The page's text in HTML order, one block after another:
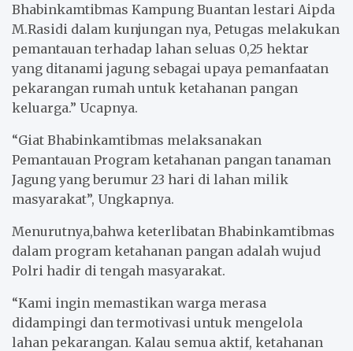
Bhabinkamtibmas Kampung Buantan lestari Aipda
M.Rasidi dalam kunjungan nya, Petugas melakukan
pemantauan terhadap lahan seluas 0,25 hektar
yang ditanami jagung sebagai upaya pemanfaatan
pekarangan rumah untuk ketahanan pangan
keluarga.” Ucapnya.
“Giat Bhabinkamtibmas melaksanakan
Pemantauan Program ketahanan pangan tanaman
Jagung yang berumur 23 hari di lahan milik
masyarakat”, Ungkapnya.
Menurutnya,bahwa keterlibatan Bhabinkamtibmas
dalam program ketahanan pangan adalah wujud
Polri hadir di tengah masyarakat.
“Kami ingin memastikan warga merasa
didampingi dan termotivasi untuk mengelola
lahan pekarangan. Kalau semua aktif, ketahanan